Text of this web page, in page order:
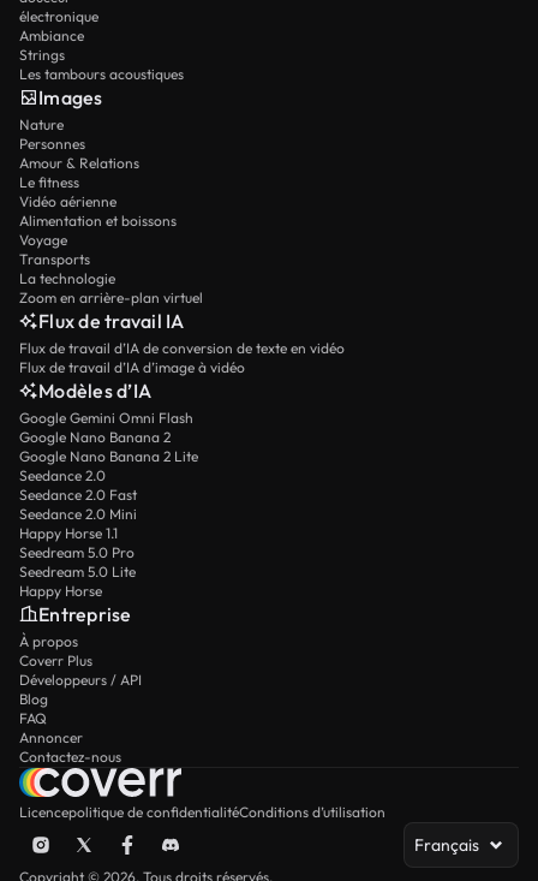
électronique
Ambiance
Strings
Les tambours acoustiques
Images
Nature
Personnes
Amour & Relations
Le fitness
Vidéo aérienne
Alimentation et boissons
Voyage
Transports
La technologie
Zoom en arrière-plan virtuel
Flux de travail IA
Flux de travail d’IA de conversion de texte en vidéo
Flux de travail d’IA d’image à vidéo
Modèles d’IA
Google Gemini Omni Flash
Google Nano Banana 2
Google Nano Banana 2 Lite
Seedance 2.0
Seedance 2.0 Fast
Seedance 2.0 Mini
Happy Horse 1.1
Seedream 5.0 Pro
Seedream 5.0 Lite
Happy Horse
Entreprise
À propos
Coverr Plus
Développeurs / API
Blog
FAQ
Annoncer
Contactez-nous
Licencepolitique de confidentialitéConditions d’utilisation
Français
Copyright © 2026. Tous droits réservés.